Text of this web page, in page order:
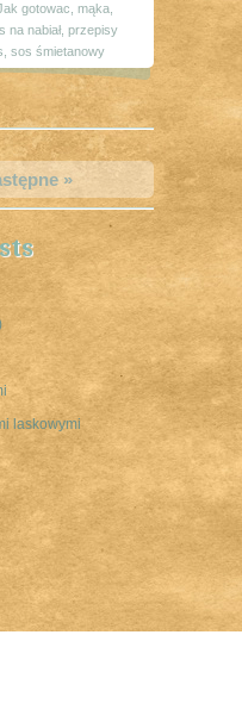
gotowac mąka
na nabiał, przepisy
sos śmietanowy
»
laskowymi